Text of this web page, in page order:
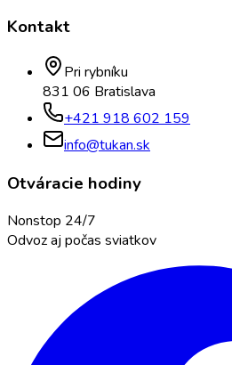
Kontakt
Pri rybníku
831 06 Bratislava
+421 918 602 159
info@tukan.sk
Otváracie hodiny
Nonstop 24/7
Odvoz aj počas sviatkov